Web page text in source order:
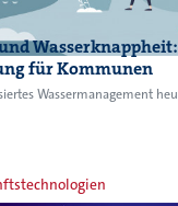
für Kommunen
Wassermanagement